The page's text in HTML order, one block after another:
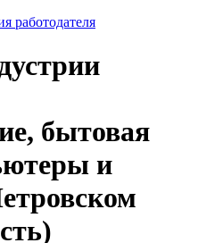
работодателя
бытовая
и